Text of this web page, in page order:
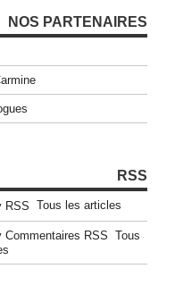
NOS PARTENAIRES
RSS
Tous les articles
Tous